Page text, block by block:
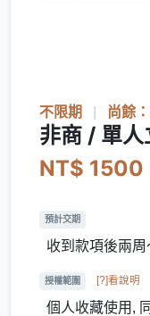
不限期 尚餘
非商 / 單人
NT$
預計交期
收到款項後兩
授權範圍 [?]看說明
個人收藏使用,